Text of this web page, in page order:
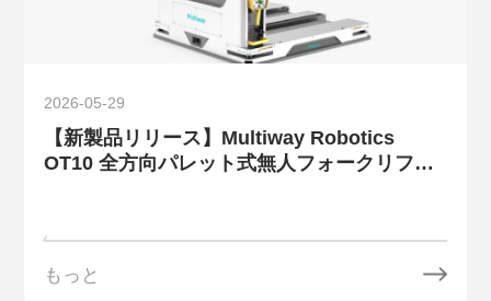
2026-05-29
【新製品リリース】Multiway Robotics
OT10 全方向パレット式無人フォークリフ
もっと